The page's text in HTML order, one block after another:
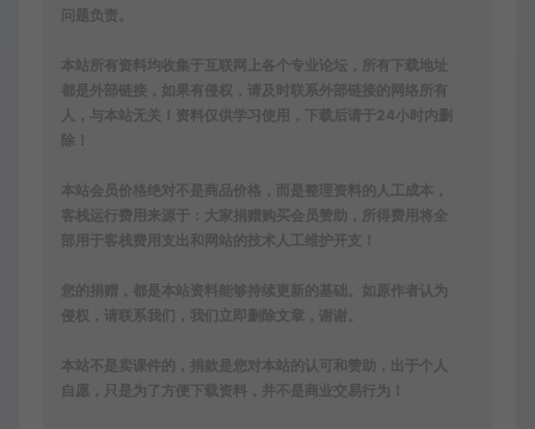
问题负责。
本站所有资料均收集于互联网上各个专业论坛，所有下载地址
都是外部链接，如果有侵权，请及时联系外部链接的网络所有
人，与本站无关！资料仅供学习使用，下载后请于24小时内删
除！
本站会员价格绝对不是商品价格，而是整理资料的人工成本，
客栈运行费用来源于：大家捐赠购买会员赞助，所得费用将全
部用于客栈费用支出和网站的技术人工维护开支！
您的捐赠，都是本站资料能够持续更新的基础。如原作者认为
侵权，请联系我们，我们立即删除文章，谢谢。
本站不是卖课件的，捐款是您对本站的认可和赞助，出于个人
自愿，只是为了方便下载资料，并不是商业交易行为！